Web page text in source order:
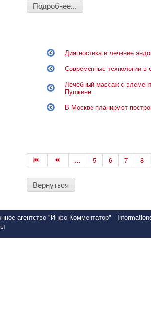
Подробнее...
Диагностика и лечение
Современные технологии в
Лечебный массаж с
Пушкине
В Москве планируют
... 5 6 7 8
Вернуться
агентство "Инфо-Комментатор" -